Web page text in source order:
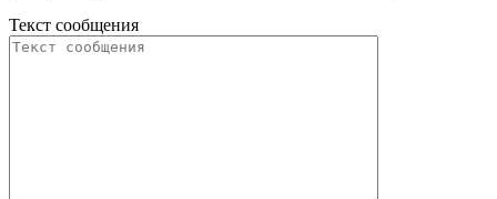
Текст сообщения